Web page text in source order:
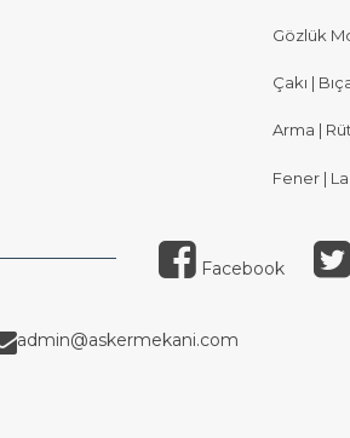
Gözlük
Çakı |
Arma |
Fener |
Facebook
admin@askermekani.com